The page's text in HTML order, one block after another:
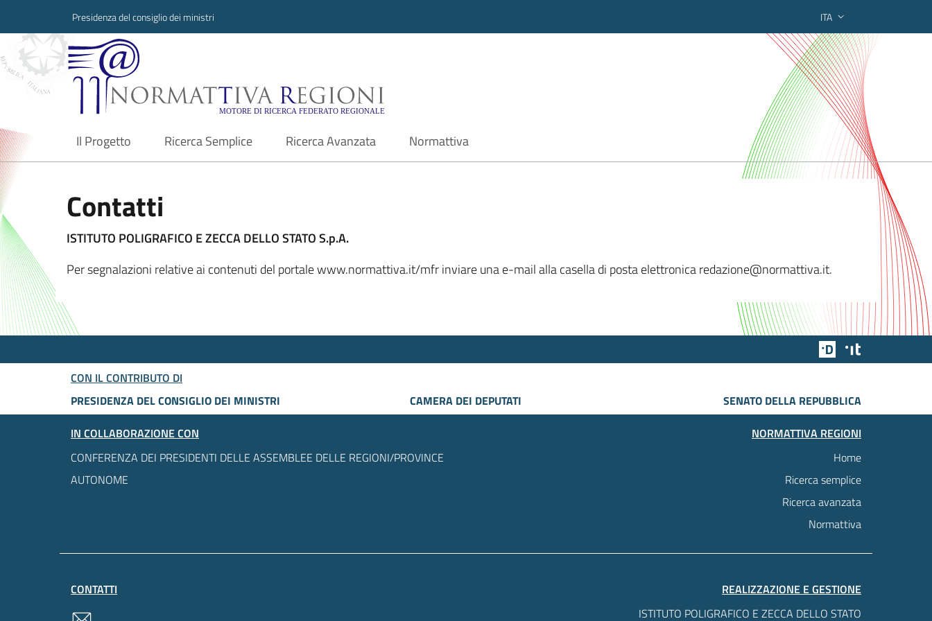
Presidenza del consiglio dei ministri ITA
Normattiva Regioni - Motore di ricerca federato regionale
Il Progetto
current Ricerca Semplice Ricerca Avanzata Normattiva
Contatti
ISTITUTO POLIGRAFICO E ZECCA DELLO STATO S.p.A.
Per segnalazioni relative ai contenuti del portale www.normattiva.it/mfr inviare una e-mail alla casella di posta elettronica redazione@normattiva.it.
Team Digitale
CON IL CONTRIBUTO DI
PRESIDENZA DEL CONSIGLIO DEI MINISTRI
CAMERA DEI DEPUTATI
SENATO DELLA REPUBBLICA
IN COLLABORAZIONE CON
CONFERENZA DEI PRESIDENTI DELLE ASSEMBLEE DELLE REGIONI/PROVINCE
AUTONOME
NORMATTIVA REGIONI
Home
Ricerca semplice
Ricerca avanzata
Normattiva
CONTATTI
REALIZZAZIONE E GESTIONE
ISTITUTO POLIGRAFICO E ZECCA DELLO STATO